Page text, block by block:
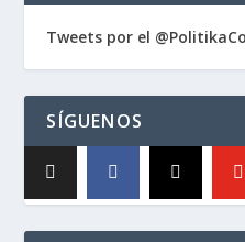
Tweets por el
SÍGUENOS